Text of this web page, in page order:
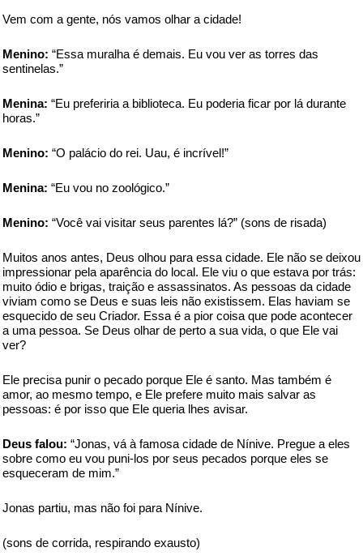
Vem com a gente, nós vamos olhar a cidade!
Menino: “Essa muralha é demais. Eu vou ver as torres das
sentinelas.”
Menina: “Eu preferiria a biblioteca. Eu poderia ficar por lá durante
horas.”
Menino: “O palácio do rei. Uau, é incrível!”
Menina: “Eu vou no zoológico.”
Menino: “Você vai visitar seus parentes lá?” (sons de risada)
Muitos anos antes, Deus olhou para essa cidade. Ele não se deixou
impressionar pela aparência do local. Ele viu o que estava por trás:
muito ódio e brigas, traição e assassinatos. As pessoas da cidade
viviam como se Deus e suas leis não existissem. Elas haviam se
esquecido de seu Criador. Essa é a pior coisa que pode acontecer
a uma pessoa. Se Deus olhar de perto a sua vida, o que Ele vai
ver?
Ele precisa punir o pecado porque Ele é santo. Mas também é
amor, ao mesmo tempo, e Ele prefere muito mais salvar as
pessoas: é por isso que Ele queria lhes avisar.
Deus falou: “Jonas, vá à famosa cidade de Nínive. Pregue a eles
sobre como eu vou puni-los por seus pecados porque eles se
esqueceram de mim.”
Jonas partiu, mas não foi para Nínive.
(sons de corrida, respirando exausto)